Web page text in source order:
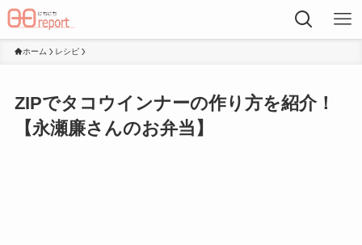
ホーム レシピ
ZIPでタコウインナーの作り方を紹介！
【永瀬廉さんのお弁当】